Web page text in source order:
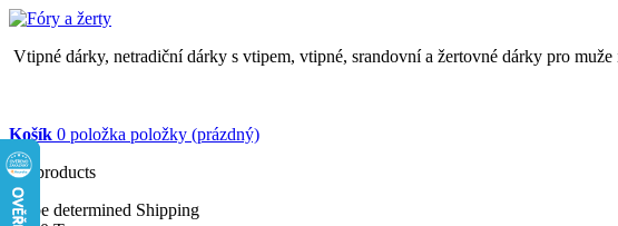
Vtipné dárky, netradiční dárky s vtipem, vtipné, srandovní a žertovné dárky pro
Košík 0 položka položky (prázdný)
No products
To be determined Shipping